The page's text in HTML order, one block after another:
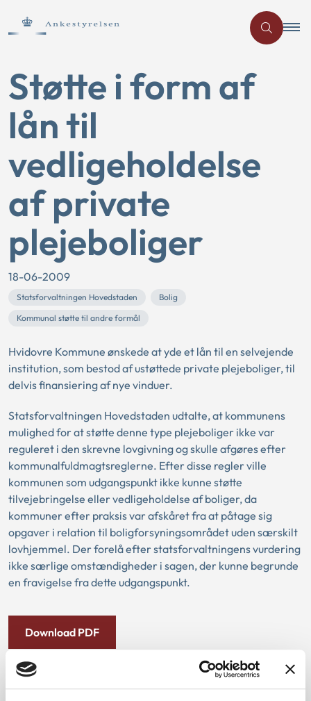
Støtte i form af
lån til
vedligeholdelse
af private
plejeboliger
18-06-2009
Statsforvaltningen Hovedstaden
Bolig
Kommunal støtte til andre formål
Hvidovre Kommune ønskede at yde et lån til en selvejende
institution, som bestod af ustøttede private plejeboliger, til
delvis finansiering af nye vinduer.
Statsforvaltningen Hovedstaden udtalte, at kommunens
mulighed for at støtte denne type plejeboliger ikke var
reguleret i den skrevne lovgivning og skulle afgøres efter
kommunalfuldmagtsreglerne. Efter disse regler ville
kommunen som udgangspunkt ikke kunne støtte
tilvejebringelse eller vedligeholdelse af boliger, da
kommuner efter praksis var afskåret fra at påtage sig
opgaver i relation til boligforsyningsområdet uden særskilt
lovhjemmel. Der forelå efter statsforvaltningens vurdering
ikke særlige omstændigheder i sagen, der kunne begrunde
en fravigelse fra dette udgangspunkt.
Download PDF